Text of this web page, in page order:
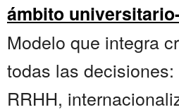
ámbito
Modelo que integra
todas las decisiones:
RRHH,